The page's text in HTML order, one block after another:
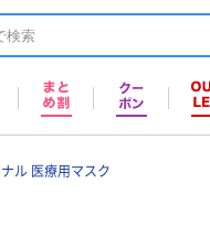
ル 医療用マスク